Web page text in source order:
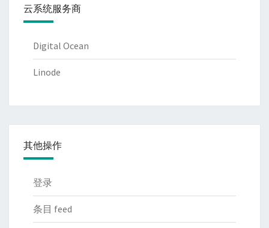
云系统服务商
Digital Ocean
Linode
其他操作
登录
条目 feed